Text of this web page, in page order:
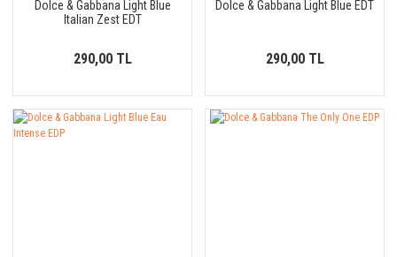
Dolce & Gabbana Light Blue
Italian Zest EDT
290,00 TL
Dolce & Gabbana Light Blue EDT
290,00 TL